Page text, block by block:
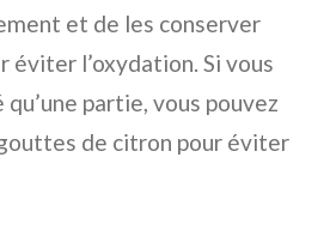
et de les conserver
éviter l’oxydation. Si vous
qu’une partie, vous pouvez
de citron pour éviter